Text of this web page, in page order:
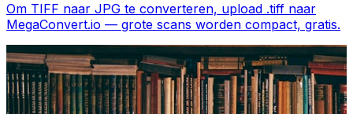
Om TIFF naar JPG te converteren, upload .tiff naar
MegaConvert.io — grote scans worden compact, gratis.